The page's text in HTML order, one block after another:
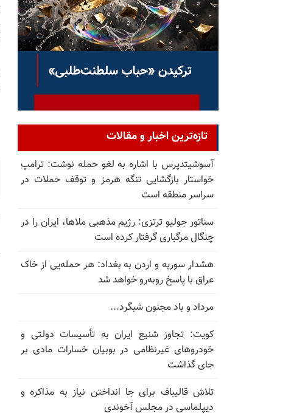
تازه‌ترین اخبار و مقالات
آسوشیتدپرس با اشاره به لغو حمله نوشت: ترامپ
خواستار بازگشایی تنگه هرمز و توقف حملات در
سراسر منطقه است
سناتور جولیو ترتزی: رژیم مذهبی ملاها، ایران را در
چنگال مرگباری گرفتار کرده است
هشدار سوریه و اردن به بغداد: هر حمله‌یی از خاک
عراق با پاسخ روبه‌رو خواهد شد
مرداد و باد مجنون شبگرد...
کویت: تجاوز شنیع ایران به تأسیسات دولتی و
خودروهای غیرنظامی در بوبیان خسارات مادی بر
جای گذاشت
تلاش قالیباف برای جا انداختن نیاز به مذاکره و
دیپلماسی در مجلس آخوندی